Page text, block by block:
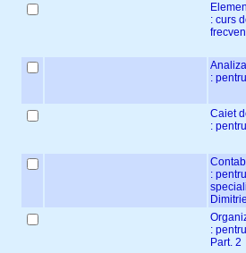
: curs
:
Caiet
:
:
:
Part. 2